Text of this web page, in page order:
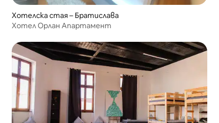
Хотелска стая – Братислава
Хотел Орлан Апартамент